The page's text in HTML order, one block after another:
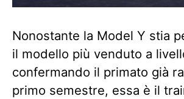
Nonostante la Model Y stia
il modello più venduto a
confermando il primato già
primo semestre, essa è il